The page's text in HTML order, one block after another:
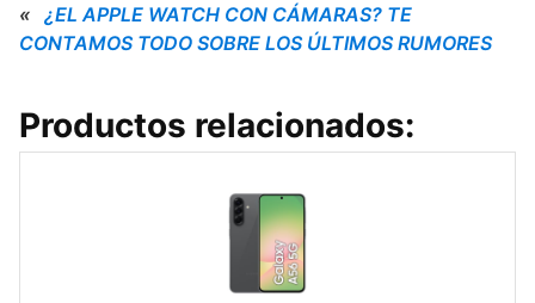
« ¿EL APPLE WATCH CON CÁMARAS? TE
CONTAMOS TODO SOBRE LOS ÚLTIMOS RUMORES
Productos relacionados: